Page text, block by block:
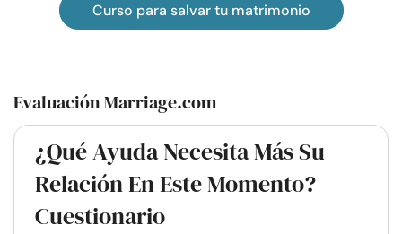
Curso para salvar tu matrimonio
Evaluación Marriage.com
¿Qué Ayuda Necesita Más Su
Relación En Este Momento?
Cuestionario